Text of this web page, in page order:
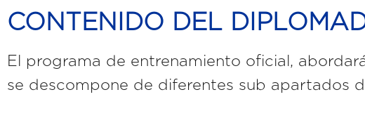
CONTENIDO DEL
El programa de entrenamiento oficial,
se descompone de diferentes sub apartados